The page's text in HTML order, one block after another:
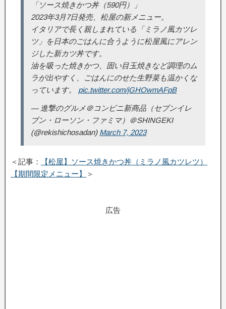
「ソース焼きかつ丼（590円）」
2023年3月7日発売、松屋の新メニュー。
イタリアで長く親しまれている「ミラノ風カツレ
ツ」を日本のごはんに合うように松屋風にアレン
ジした新カツ丼です。
油を吸った焼きかつ、固い目玉焼きなど調理のム
ラが出やすく、ごはんにのせた生野菜も温かくな
っています。 pic.twitter.com/jGHOwmAFpB
— 進撃のグルメ＠コンビニ新商品（セブンイレ
ブン・ローソン・ファミマ）＠SHINGEKI
(@rekishichosadan) March 7, 2023
＜記事：
【松屋】ソース焼きかつ丼（ミラノ風カツレツ）
【期間限定メニュー】
＞
広告